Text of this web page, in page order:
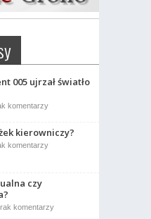
005 ujrzał światło
komentarzydo
005
ujrzał
światło
kierowniczy?
komentarzydo
czy
komentarzydo